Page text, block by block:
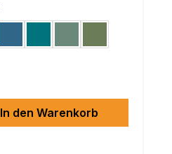
In den Warenkorb